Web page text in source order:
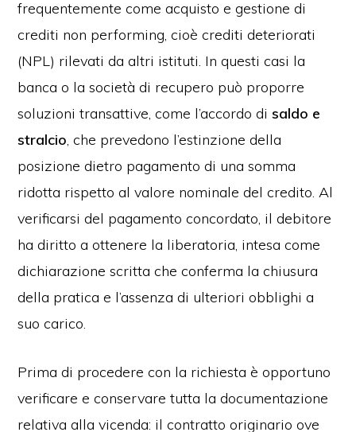
frequentemente come acquisto e gestione di
crediti non performing, cioè crediti deteriorati
(NPL) rilevati da altri istituti. In questi casi la
banca o la società di recupero può proporre
soluzioni transattive, come l’accordo disaldo e
stralcio, che prevedono l’estinzione della
posizione dietro pagamento di una somma
ridotta rispetto al valore nominale del credito. Al
verificarsi del pagamento concordato, il debitore
ha diritto a ottenere la liberatoria, intesa come
dichiarazione scritta che conferma la chiusura
della pratica e l’assenza di ulteriori obblighi a
suo carico.
Prima di procedere con la richiesta è opportuno
verificare e conservare tutta la documentazione
relativa alla vicenda: il contratto originario ove